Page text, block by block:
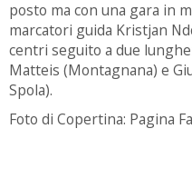
posto ma con una gara in
marcatori guida Kristjan
centri seguito a due
Matteis (Montagnana) e
Spola).
Foto di Copertina: Pagina